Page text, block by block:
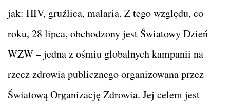
jak: HIV, gruźlica, malaria. Z tego względu, co
roku, 28 lipca, obchodzony jest Światowy Dzień
WZW – jedna z ośmiu globalnych kampanii na
rzecz zdrowia publicznego organizowana przez
Światową Organizację Zdrowia. Jej celem jest